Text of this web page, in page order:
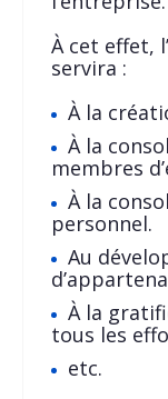
À cet effet,
servira :
À la
À la
membres
À la
personnel.
Au
À la
tous les
etc.